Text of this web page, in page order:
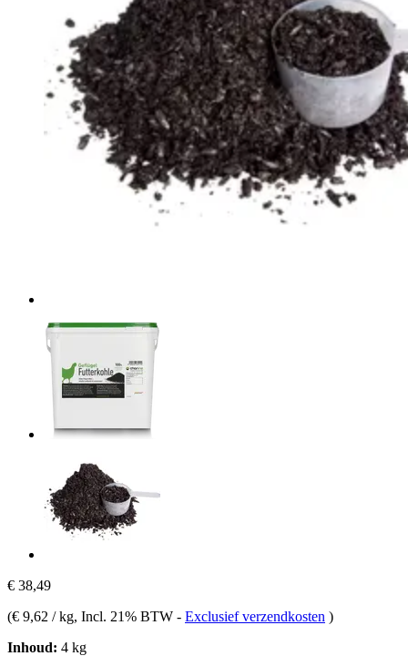
€ 38,49
(€ 9,62 / kg, Incl. 21% BTW - Exclusief verzendkosten )
Inhoud: 4 kg